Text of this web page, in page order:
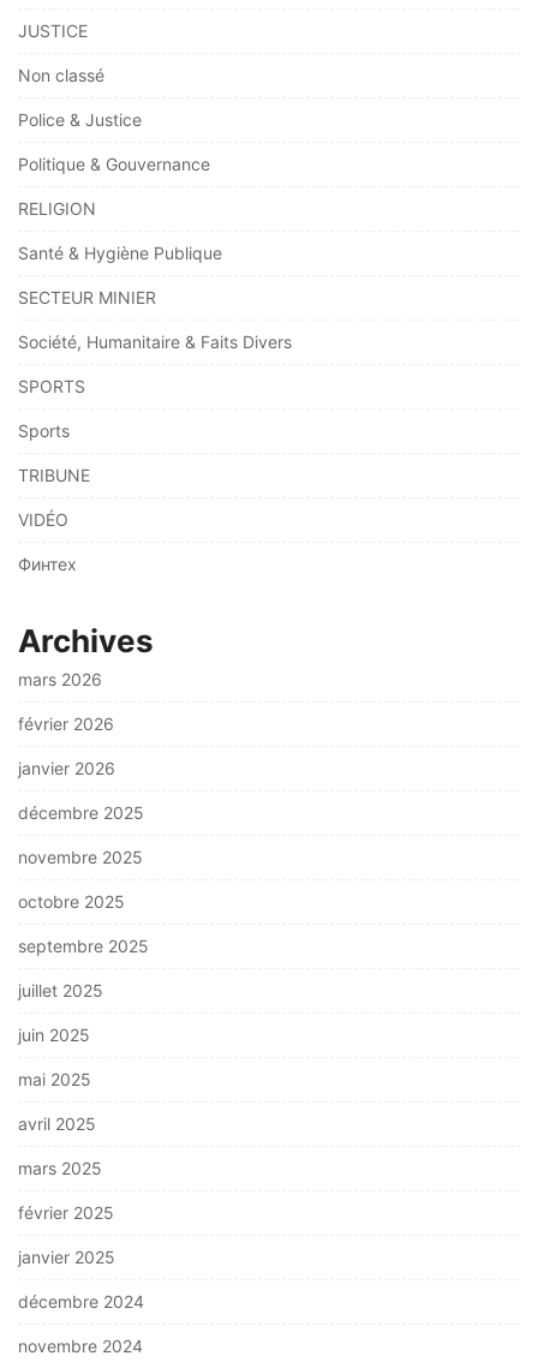
JUSTICE
Non classé
Police & Justice
Politique & Gouvernance
RELIGION
Santé & Hygiène Publique
SECTEUR MINIER
Société, Humanitaire & Faits Divers
SPORTS
Sports
TRIBUNE
VIDÉO
Финтех
Archives
mars 2026
février 2026
janvier 2026
décembre 2025
novembre 2025
octobre 2025
septembre 2025
juillet 2025
juin 2025
mai 2025
avril 2025
mars 2025
février 2025
janvier 2025
décembre 2024
novembre 2024